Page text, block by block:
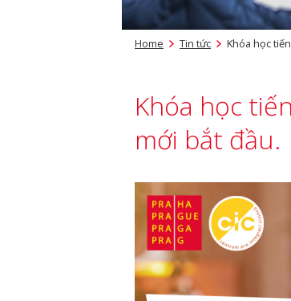
Home Tin tức Khóa học
Khóa học
mới bắt đầu.